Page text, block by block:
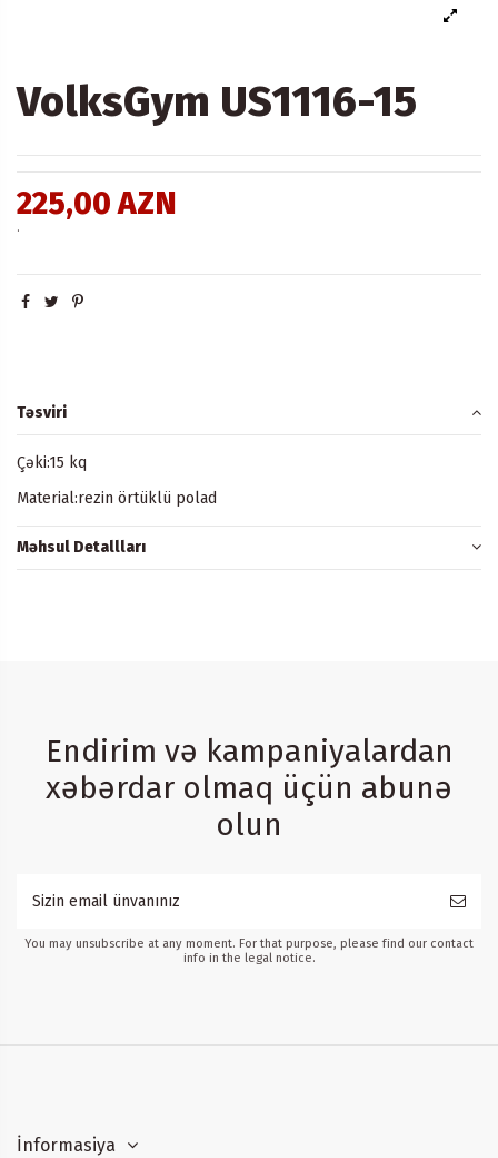
VolksGym US1116-15
225,00 AZN
.
Təsviri
Çəki:15 kq
Material:rezin örtüklü polad
Məhsul Detallları
Endirim və kampaniyalardan
xəbərdar olmaq üçün abunə
olun
You may unsubscribe at any moment. For that purpose, please find our contact
info in the legal notice.
İnformasiya